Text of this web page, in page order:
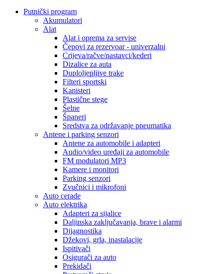
Putnički program
Akumulatori
Alat
Alat i oprema za servise
Čepovi za rezervoar - univerzalni
Crijeva/račve/nastavci/kederi
Dizalice za auta
Duploljepljive trake
Filteri sportski
Kanisteri
Plastične stege
Šelne
Španeri
Sredstva za održavanje pneumatika
Antene i parking senzori
Antene za automobile i adapteri
Audio/video uređaji za automobile
FM modulatori MP3
Kamere i monitori
Parking senzori
Zvučnici i mikrofoni
Auto cerade
Auto elektrika
Adapteri za sijalice
Daljinska zaključavanja, brave i alarmi
Dijagnostika
Džekovi, grla, inastalacije
Ispitivači
Osigurači za auto
Prekidači